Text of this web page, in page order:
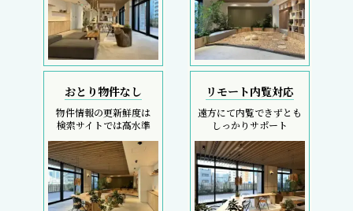
おとり物件なし
物件情報の更新鮮度は
検索サイトでは高水準
リモート内覧対応
遠方にて内覧できずとも
しっかりサポート